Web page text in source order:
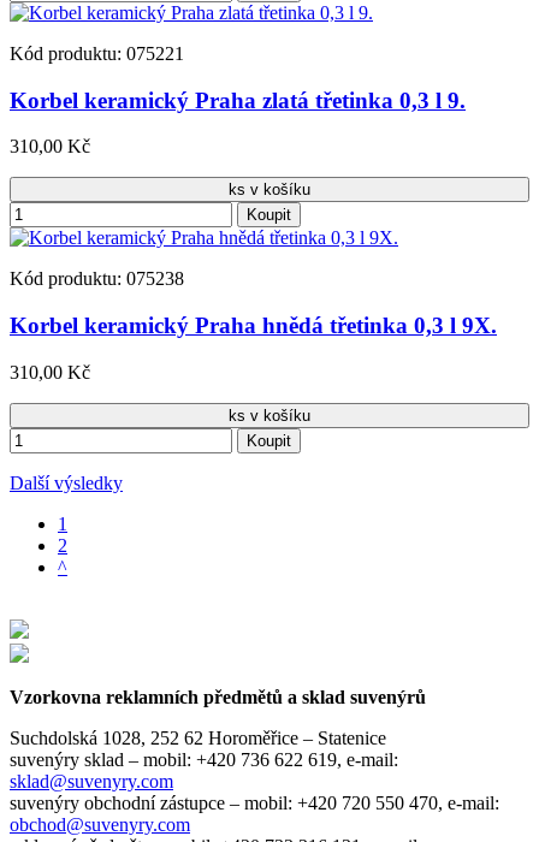
Kód produktu: 075221
Korbel keramický Praha zlatá třetinka 0,3 l 9.
310,00 Kč
ks v košíku
Koupit
Kód produktu: 075238
Korbel keramický Praha hnědá třetinka 0,3 l 9X.
310,00 Kč
ks v košíku
Koupit
Další výsledky
1
2
^
Vzorkovna reklamních předmětů a sklad suvenýrů
Suchdolská 1028, 252 62 Horoměřice – Statenice
suvenýry sklad – mobil: +420 736 622 619, e-mail:
sklad@suvenyry.com
suvenýry obchodní zástupce – mobil: +420 720 550 470, e-mail:
obchod@suvenyry.com